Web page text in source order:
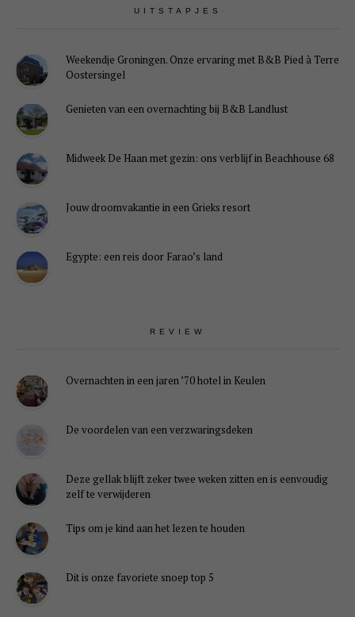
UITSTAPJES
Weekendje Groningen. Onze ervaring met B&B Pied à Terre
Oostersingel
Genieten van een overnachting bij B&B Landlust
Midweek De Haan met gezin: ons verblijf in Beachhouse 68
Jouw droomvakantie in een Grieks resort
Egypte: een reis door Farao’s land
REVIEW
Overnachten in een jaren ’70 hotel in Keulen
De voordelen van een verzwaringsdeken
Deze gellak blijft zeker twee weken zitten en is eenvoudig
zelf te verwijderen
Tips om je kind aan het lezen te houden
Dit is onze favoriete snoep top 5